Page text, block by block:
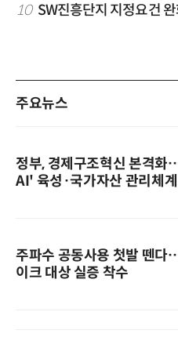
10 SW진흥단지 지정요건
주요뉴스
정부, 경제구조혁신 본격
AI' 육성·국가자산 관리체
주파수 공동사용 첫발 뗀다
이크 대상 실증 착수